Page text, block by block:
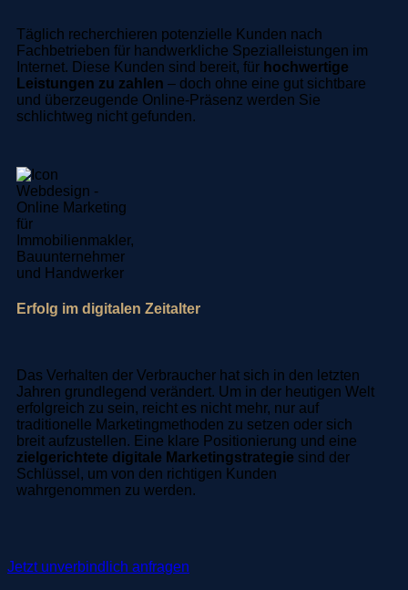
Täglich recherchieren potenzielle Kunden nach
Fachbetrieben für handwerkliche Spezialleistungen im
Internet. Diese Kunden sind bereit, für hochwertige
Leistungen zu zahlen – doch ohne eine gut sichtbare
und überzeugende Online-Präsenz werden Sie
schlichtweg nicht gefunden.
Erfolg im digitalen Zeitalter
Das Verhalten der Verbraucher hat sich in den letzten
Jahren grundlegend verändert. Um in der heutigen Welt
erfolgreich zu sein, reicht es nicht mehr, nur auf
traditionelle Marketingmethoden zu setzen oder sich
breit aufzustellen. Eine klare Positionierung und eine
zielgerichtete digitale Marketingstrategie sind der
Schlüssel, um von den richtigen Kunden
wahrgenommen zu werden.
Jetzt unverbindlich anfragen